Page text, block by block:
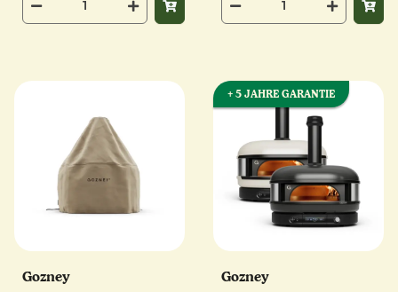
Gozney
+ 5 JAHRE GARANTIE
Gozney